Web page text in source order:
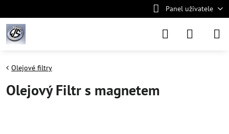
Panel uživatele
Olejové filtry
Olejový Filtr s magnetem